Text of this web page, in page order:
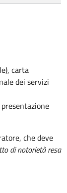
carta
dei servizi
che deve
di notorietà resa